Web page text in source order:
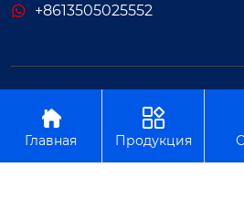
+8613505025552

Главная

Продукция